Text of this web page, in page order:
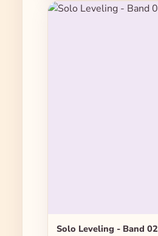
Solo Leveling - Band 02